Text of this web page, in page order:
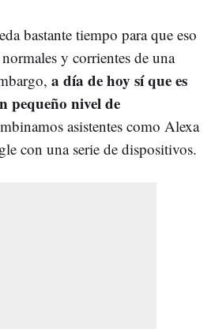
bastante tiempo para que eso
normales y corrientes de una
a día de hoy sí que es
pequeño nivel de
asistentes como Alexa
con una serie de dispositivos.